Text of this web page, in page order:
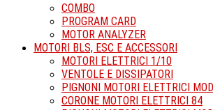
COMBO
PROGRAM CARD
MOTOR ANALYZER
MOTORI BLS, ESC E ACCESSORI
MOTORI ELETTRICI 1/10
VENTOLE E DISSIPATORI
PIGNONI MOTORI ELETTRICI
CORONE MOTORI ELETTRICI 84